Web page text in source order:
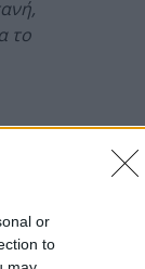
or
to
το